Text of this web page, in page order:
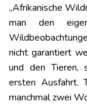
„Afrikanische
man den
nicht garantiert
und den Tieren,
ersten Ausfahrt.
manchmal zwei